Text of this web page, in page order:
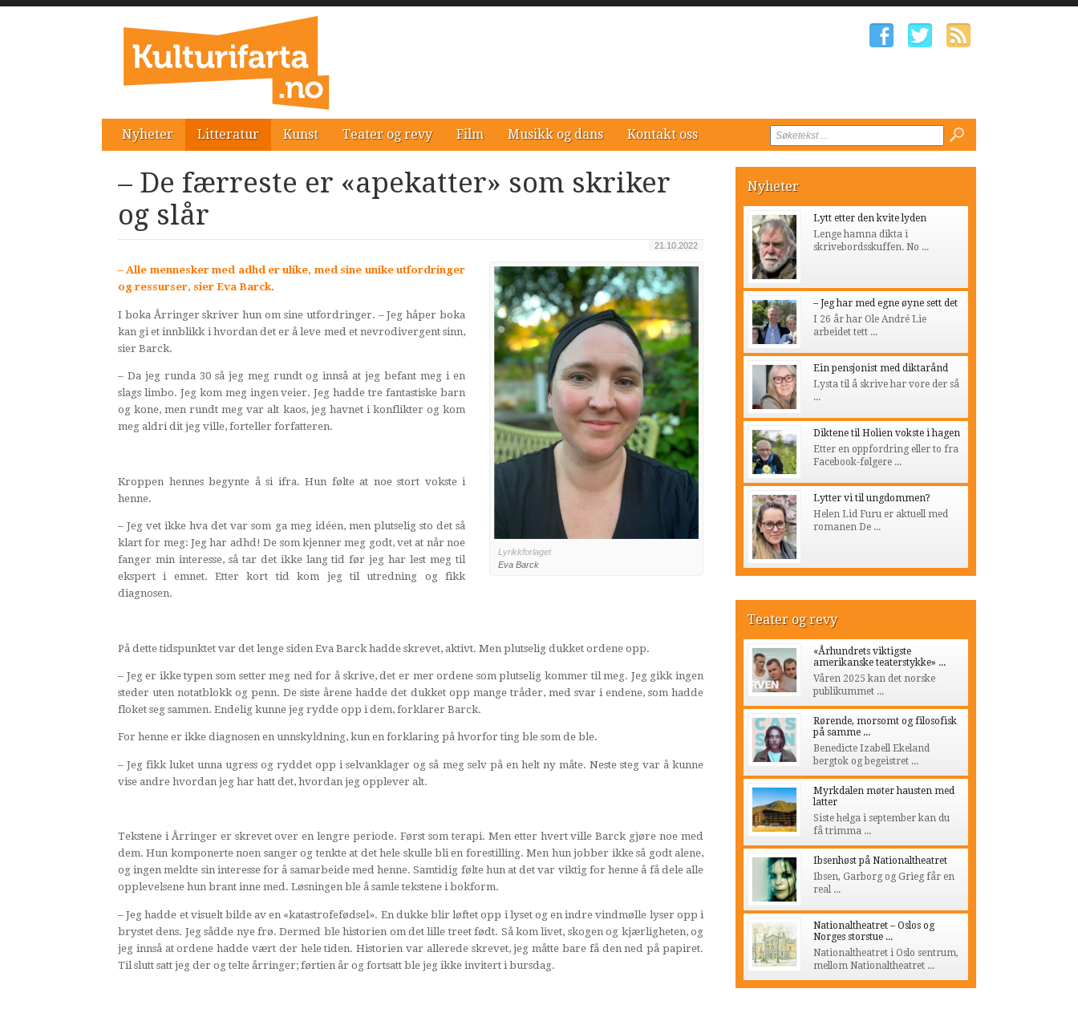
Nyheter Litteratur Kunst Teater og revy Film Musikk og dans Kontakt oss
– De færreste er «apekatter» som skriker
og slår
21.10.2022
Lyrikkforlaget
Eva Barck
– Alle mennesker med adhd er ulike, med sine unike utfordringer
og ressurser, sier Eva Barck.
I boka Årringer skriver hun om sine utfordringer. – Jeg håper boka
kan gi et innblikk i hvordan det er å leve med et nevrodivergent sinn,
sier Barck.
– Da jeg runda 30 så jeg meg rundt og innså at jeg befant meg i en
slags limbo. Jeg kom meg ingen veier. Jeg hadde tre fantastiske barn
og kone, men rundt meg var alt kaos, jeg havnet i konflikter og kom
meg aldri dit jeg ville, forteller forfatteren.
Kroppen hennes begynte å si ifra. Hun følte at noe stort vokste i
henne.
– Jeg vet ikke hva det var som ga meg idéen, men plutselig sto det så
klart for meg: Jeg har adhd! De som kjenner meg godt, vet at når noe
fanger min interesse, så tar det ikke lang tid før jeg har lest meg til
ekspert i emnet. Etter kort tid kom jeg til utredning og fikk
diagnosen.
På dette tidspunktet var det lenge siden Eva Barck hadde skrevet, aktivt. Men plutselig dukket ordene opp.
– Jeg er ikke typen som setter meg ned for å skrive, det er mer ordene som plutselig kommer til meg. Jeg gikk ingen
steder uten notatblokk og penn. De siste årene hadde det dukket opp mange tråder, med svar i endene, som hadde
floket seg sammen. Endelig kunne jeg rydde opp i dem, forklarer Barck.
For henne er ikke diagnosen en unnskyldning, kun en forklaring på hvorfor ting ble som de ble.
– Jeg fikk luket unna ugress og ryddet opp i selvanklager og så meg selv på en helt ny måte. Neste steg var å kunne
vise andre hvordan jeg har hatt det, hvordan jeg opplever alt.
Tekstene i Årringer er skrevet over en lengre periode. Først som terapi. Men etter hvert ville Barck gjøre noe med
dem. Hun komponerte noen sanger og tenkte at det hele skulle bli en forestilling. Men hun jobber ikke så godt alene,
og ingen meldte sin interesse for å samarbeide med henne. Samtidig følte hun at det var viktig for henne å få dele alle
opplevelsene hun brant inne med. Løsningen ble å samle tekstene i bokform.
– Jeg hadde et visuelt bilde av en «katastrofefødsel». En dukke blir løftet opp i lyset og en indre vindmølle lyser opp i
brystet dens. Jeg sådde nye frø. Dermed ble historien om det lille treet født. Så kom livet, skogen og kjærligheten, og
jeg innså at ordene hadde vært der hele tiden. Historien var allerede skrevet, jeg måtte bare få den ned på papiret.
Til slutt satt jeg der og telte årringer; førtien år og fortsatt ble jeg ikke invitert i bursdag.
Nyheter
Lytt etter den kvite lyden
Lenge hamna dikta i
skrivebordsskuffen. No ...
– Jeg har med egne øyne sett det
I 26 år har Ole André Lie
arbeidet tett ...
Ein pensjonist med diktarånd
Lysta til å skrive har vore der så
...
Diktene til Holien vokste i hagen
Etter en oppfordring eller to fra
Facebook-følgere ...
Lytter vi til ungdommen?
Helen Lid Furu er aktuell med
romanen De ...
Teater og revy
«Århundrets viktigste
amerikanske teaterstykke» ...
Våren 2025 kan det norske
publikummet ...
Rørende, morsomt og filosofisk
på samme ...
Benedicte Izabell Ekeland
bergtok og begeistret ...
Myrkdalen møter hausten med
latter
Siste helga i september kan du
få trimma ...
Ibsenhøst på Nationaltheatret
Ibsen, Garborg og Grieg får en
real ...
Nationaltheatret – Oslos og
Norges storstue ...
Nationaltheatret i Oslo sentrum,
mellom Nationaltheatret ...